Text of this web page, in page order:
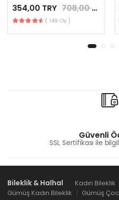
354,00 TRY 708,00 TRY
( 149 Oy )
Güvenli
SSL Sertifikası ile
Bileklik & Halhal Kadın Bileklik
Gümüş Kadın Bileklik
Gümüş